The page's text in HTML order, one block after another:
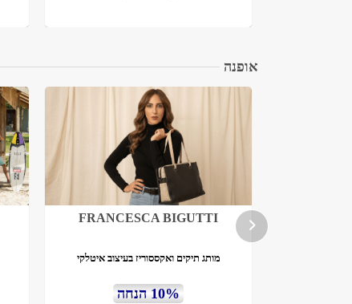
אופנה
FRANCESCA BIGUTTI
מותג תיקים ואקססוריז בעיצוב איטלקי
10% הנחה